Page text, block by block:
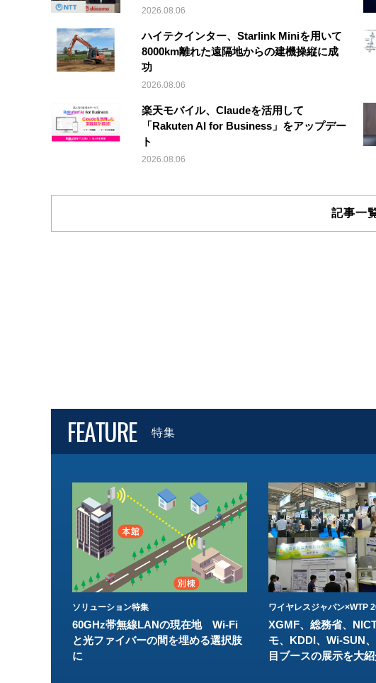
2026.08.06
ハイテクインター、Starlink Miniを用いて
8000km離れた遠隔地からの建機操縦に成
功
2026.08.06
楽天モバイル、Claudeを活用して
「Rakuten AI for Business」をアップデー
ト
2026.08.06
記事一
FEATURE 特集
ソリューション特集
60GHz帯無線LANの現在地 Wi-Fi
と光ファイバーの間を埋める選択肢
に
ワイヤレスジャパン×WTP
XGMF、総務省、
モ、KDDI、Wi-SUN
目ブースの展示を大紹